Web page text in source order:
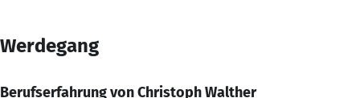
Werdegang
Berufserfahrung von Christoph Walther